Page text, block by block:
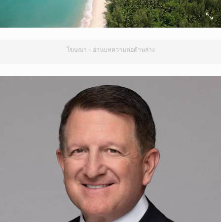
โฆษณา - อ่านบทความต่อด้านล่าง